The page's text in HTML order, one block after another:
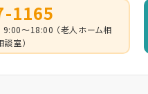
1165
～18:00 （老人ホーム相
室）